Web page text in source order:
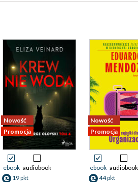
Nowość
Promocja
ebook audiobook
19 pkt
Nowość
Promocja
ebook audiobook
44 pkt